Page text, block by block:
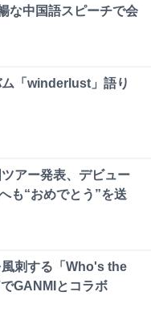
な中国語スピーチで会
「winderlust」語り
アー発表、デビュー
も“おめでとう”を送
刺する「Who's the
GANMIとコラボ